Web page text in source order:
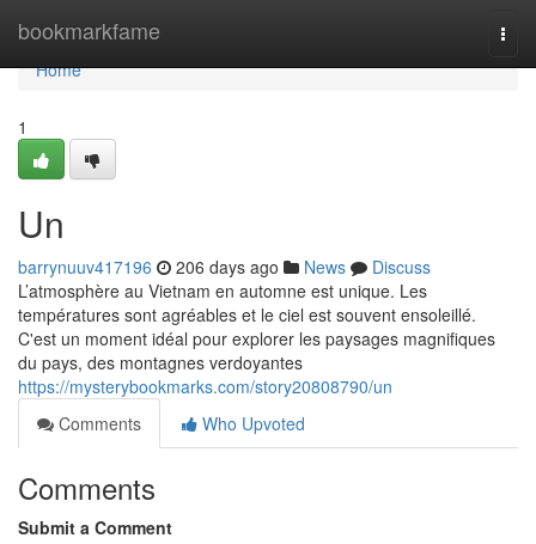
bookmarkfame
Home
Home
1
Un
barrynuuv417196 206 days ago News
Discuss
L’atmosphère au Vietnam en automne est unique. Les
températures sont agréables et le ciel est souvent ensoleillé.
C'est un moment idéal pour explorer les paysages magnifiques
du pays, des montagnes verdoyantes
https://mysterybookmarks.com/story20808790/un
Comments
Who Upvoted
Comments
Submit a Comment